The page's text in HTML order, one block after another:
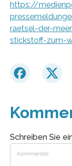
https://
raetsel-der-
stickstoff-zum-
Schreiben Sie